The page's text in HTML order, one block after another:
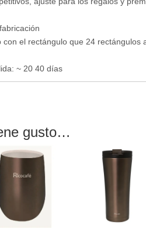
el rectángulo que 24 rectángulos
~ 20 40 días
gusto…